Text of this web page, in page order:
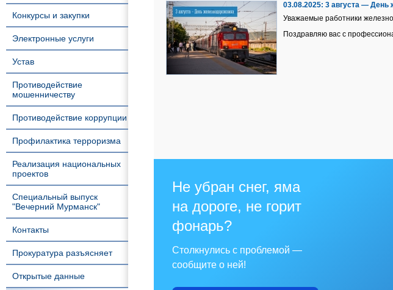
Конкурсы и закупки
Электронные услуги
Устав
Противодействие
мошенничеству
Противодействие коррупции
Профилактика терроризма
Реализация национальных
проектов
Специальный выпуск
"Вечерний Мурманск"
Контакты
Прокуратура разъясняет
Открытые данные
03.08.2025: 3 августа — День
Уважаемые работники
Поздравляю вас с
Не убран снег, яма
на дороге, не горит
фонарь?
Столкнулись с проблемой —
сообщите о ней!